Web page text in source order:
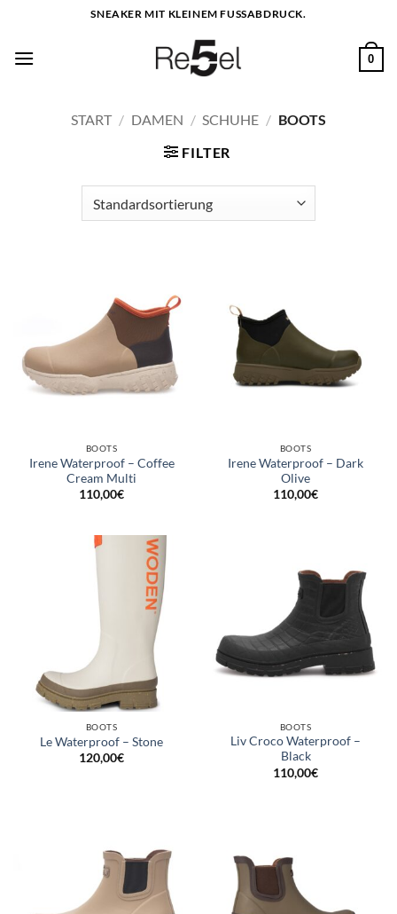
springen
SNEAKER MIT KLEINEM FUSSABDRUCK.
0
START / DAMEN / SCHUHE / BOOTS
FILTER
BOOTS
Irene Waterproof – Coffee
Cream Multi
110,00€
BOOTS
Irene Waterproof – Dark
Olive
110,00€
BOOTS
Le Waterproof – Stone
120,00€
BOOTS
Liv Croco Waterproof –
Black
110,00€